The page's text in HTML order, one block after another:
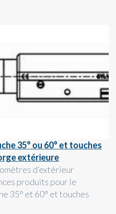
35° ou 60° et touches
extérieure
d’extérieur
produits pour le
35° et 60° et touches